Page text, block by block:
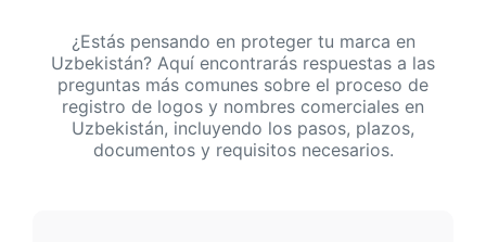
¿Estás pensando en proteger tu marca en
Uzbekistán? Aquí encontrarás respuestas a las
preguntas más comunes sobre el proceso de
registro de logos y nombres comerciales en
Uzbekistán, incluyendo los pasos, plazos,
documentos y requisitos necesarios.